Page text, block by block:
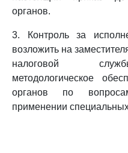
органов.
3. Контроль за
возложить на
налоговой
методологическое
органов по
применении